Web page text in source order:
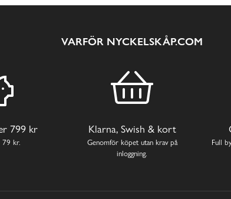
VARFÖR NYCKELSKÅP.COM
799 kr
79 kr.
Klarna, Swish & kort
Genomför köpet utan krav på
inloggning.
Full